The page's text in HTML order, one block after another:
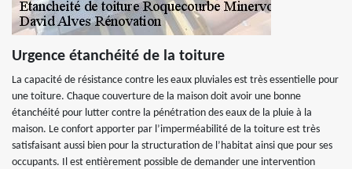
Urgence étanchéité de la toiture
La capacité de résistance contre les eaux pluviales est très essentielle pour
une toiture. Chaque couverture de la maison doit avoir une bonne
étanchéité pour lutter contre la pénétration des eaux de la pluie à la
maison. Le confort apporter par l’imperméabilité de la toiture est très
satisfaisant aussi bien pour la structuration de l’habitat ainsi que pour ses
occupants. Il est entièrement possible de demander une intervention